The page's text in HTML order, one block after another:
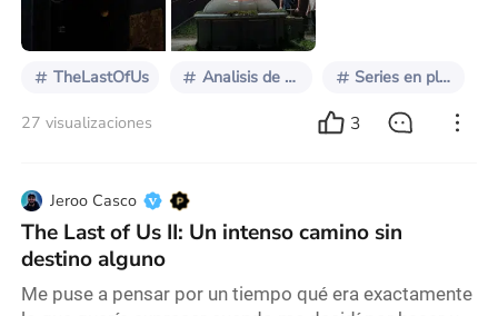
precisamente, sobre esta misma cuestión. Durante
mis años de formación en guion, cuando aún era una
TheLastOfUs Analisis de series Series en plataformas
27 visualizaciones 3
Jeroo Casco
The Last of Us II: Un intenso camino sin
destino alguno
Me puse a pensar por un tiempo qué era exactamente